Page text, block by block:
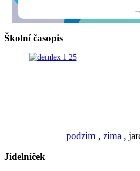
Školní časopis
podzim, zima,
Jídelníček